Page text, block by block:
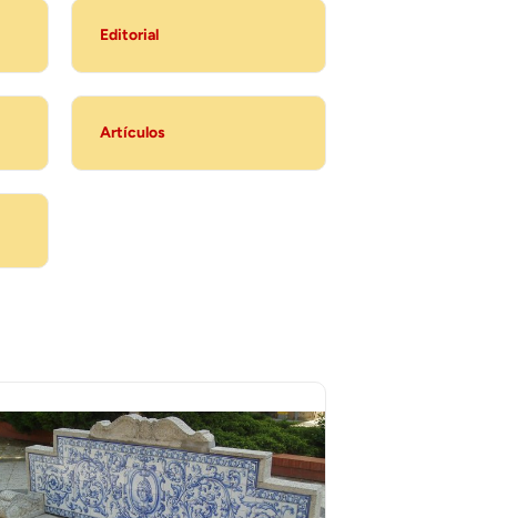
Editorial
Artículos